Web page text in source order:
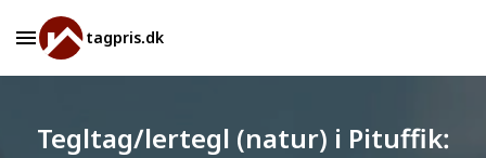
tagpris.dk
Tegltag/lertegl (natur) i Pituffik: